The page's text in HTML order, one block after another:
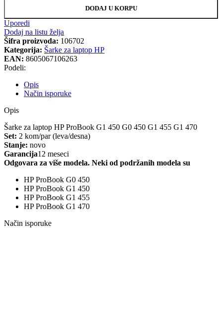
DODAJ U KORPU
Uporedi
Dodaj na listu želja
Šifra proizvoda: 106702
Kategorija: Šarke za laptop HP
EAN: 8605067106263
Podeli:
Opis
Način isporuke
Opis
Šarke za laptop HP ProBook G1 450 G0 450 G1 455 G1 470
Set: 2 kom/par (leva/desna)
Stanje: novo
Garancija12 meseci
Odgovara za više modela. Neki od podržanih modela su
HP ProBook G0 450
HP ProBook G1 450
HP ProBook G1 455
HP ProBook G1 470
Način isporuke